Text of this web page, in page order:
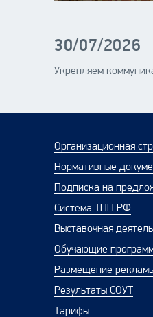
30/07/2026
Укрепляем
Организационная
Нормативные
Подписка на
Система ТПП РФ
Выставочная
Обучающие
Размещение
Результаты СОУТ
Тарифы